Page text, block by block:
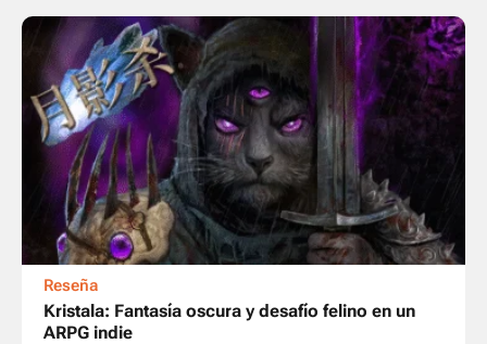
Reseña
Kristala: Fantasía oscura y desafío felino en un
ARPG indie